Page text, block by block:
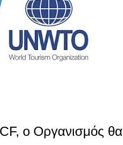
ο Οργανισμός θα